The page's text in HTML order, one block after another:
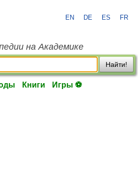
EN DE ES FR
на Академике
Найти!
Книги Игры ⚽